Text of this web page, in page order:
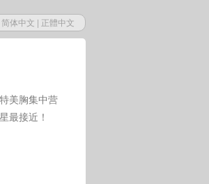
简体中文 | 正體中文
美胸集中营
最接近！